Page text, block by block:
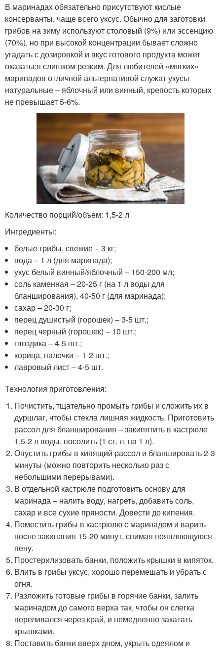
В маринадах обязательно присутствуют кислые
консерванты, чаще всего уксус. Обычно для заготовки
грибов на зиму используют столовый (9%) или эссенцию
(70%), но при высокой концентрации бывает сложно
угадать с дозировкой и вкус готового продукта может
оказаться слишком резким. Для любителей «мягких»
маринадов отличной альтернативой служат укусы
натуральные – яблочный или винный, крепость которых
не превышает 5-6%.
Количество порций/объем: 1,5-2 л
Ингредиенты:
белые грибы, свежие – 3 кг;
вода – 1 л (для маринада);
укус белый винный/яблочный – 150-200 мл;
соль каменная – 20-25 г (на 1 л воды для
бланширования), 40-50 г (для маринада);
сахар – 20-30 г;
перец душистый (горошек) – 3-5 шт.;
перец черный (горошек) – 10 шт.;
гвоздика – 4-5 шт.;
корица, палочки – 1-2 шт.;
лавровый лист – 4-5 шт.
Технология приготовления:
Почистить, тщательно промыть грибы и сложить их в
дуршлаг, чтобы стекла лишняя жидкость. Приготовить
рассол для бланширования – закипятить в кастрюле
1,5-2 л воды, посолить (1 ст. л. на 1 л).
Опустить грибы в кипящий рассол и бланшировать 2-3
минуты (можно повторить несколько раз с
небольшими перерывами).
В отдельной кастрюле подготовить основу для
маринада – налить воду, нагреть, добавить соль,
сахар и все сухие пряности. Довести до кипения.
Поместить грибы в кастрюлю с маринадом и варить
после закипания 15-20 минут, снимая появляющуюся
пену.
Простерилизовать банки, положить крышки в кипяток.
Влить в грибы уксус, хорошо перемешать и убрать с
огня.
Разложить готовые грибы в горячие банки, залить
маринадом до самого верха так, чтобы он слегка
переливался через край, и немедленно закатать
крышками.
Поставить банки вверх дном, укрыть одеялом и